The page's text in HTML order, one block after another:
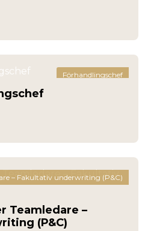
Förhandlingschef
– Fakultativ underwriting (P&C)
Teamledare –
(P&C)